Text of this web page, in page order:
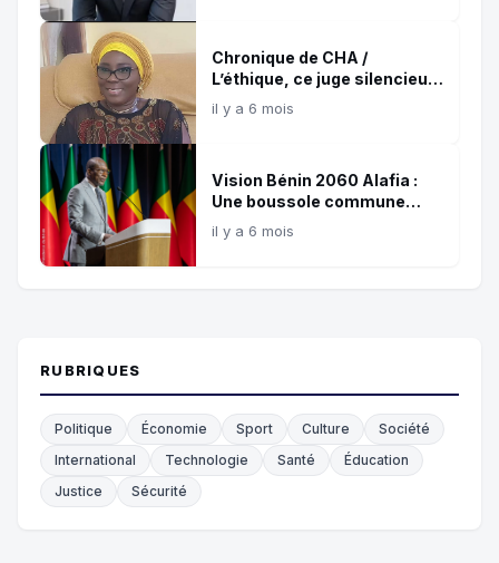
Chronique de CHA /
L’éthique, ce juge silencieux
et témoin de nos choix !
il y a 6 mois
Vision Bénin 2060 Alafia :
Une boussole commune
pour les 35 prochaines
années
il y a 6 mois
RUBRIQUES
Politique Économie Sport Culture
Société
International
Technologie Santé
Éducation
Justice
Sécurité